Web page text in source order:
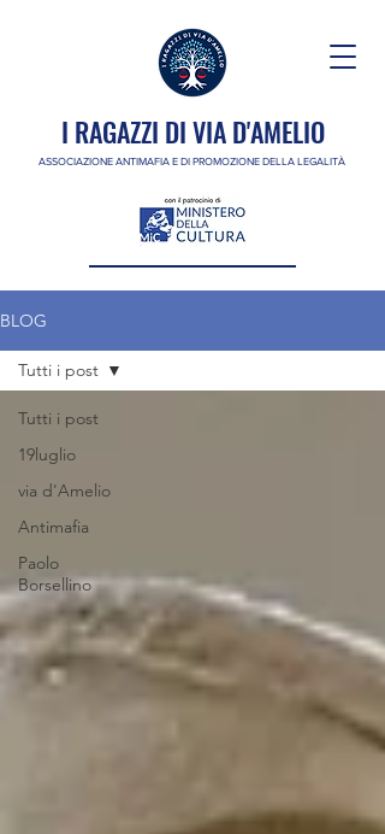
I RAGAZZI DI VIA D'AMELIO
ASSOCIAZIONE ANTIMAFIA E DI PROMOZIONE DELLA LEGALITÀ
BLOG
Tutti i post
19luglio
via d'Amelio
Antimafia
Paolo
Borsellino
Tutti i post